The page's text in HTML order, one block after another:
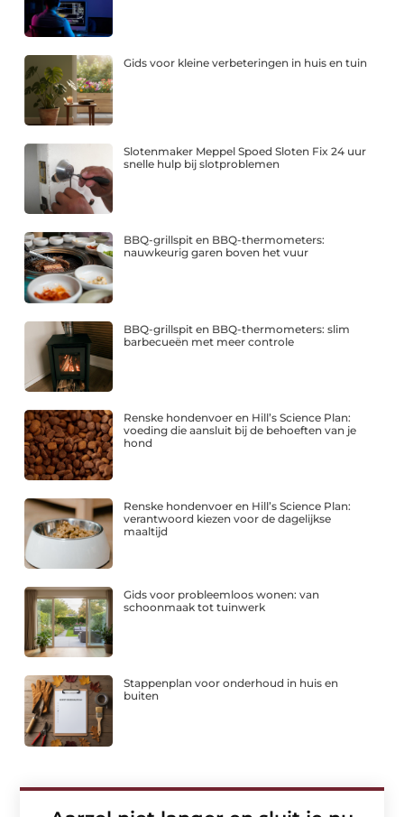
Gids voor kleine verbeteringen in huis en tuin
Slotenmaker Meppel Spoed Sloten Fix 24 uur
snelle hulp bij slotproblemen
BBQ-grillspit en BBQ-thermometers:
nauwkeurig garen boven het vuur
BBQ-grillspit en BBQ-thermometers: slim
barbecueën met meer controle
Renske hondenvoer en Hill’s Science Plan:
voeding die aansluit bij de behoeften van je
hond
Renske hondenvoer en Hill’s Science Plan:
verantwoord kiezen voor de dagelijkse
maaltijd
Gids voor probleemloos wonen: van
schoonmaak tot tuinwerk
Stappenplan voor onderhoud in huis en
buiten